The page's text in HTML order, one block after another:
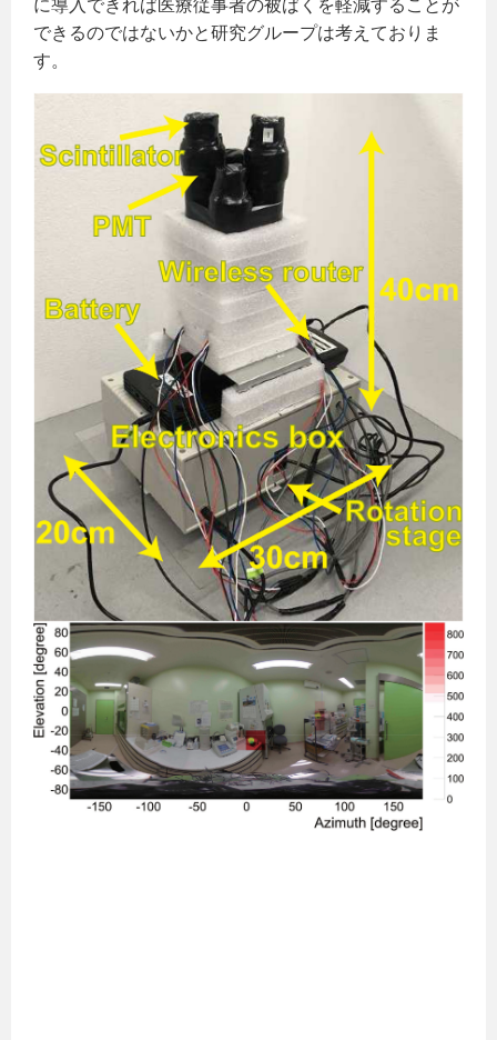
に導入できれば医療従事者の被ばくを軽減することが
できるのではないかと研究グループは考えておりま
す。